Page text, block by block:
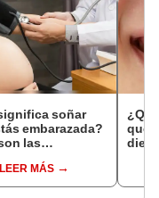
soñar
embarazada?
las
LEER MÁS
que